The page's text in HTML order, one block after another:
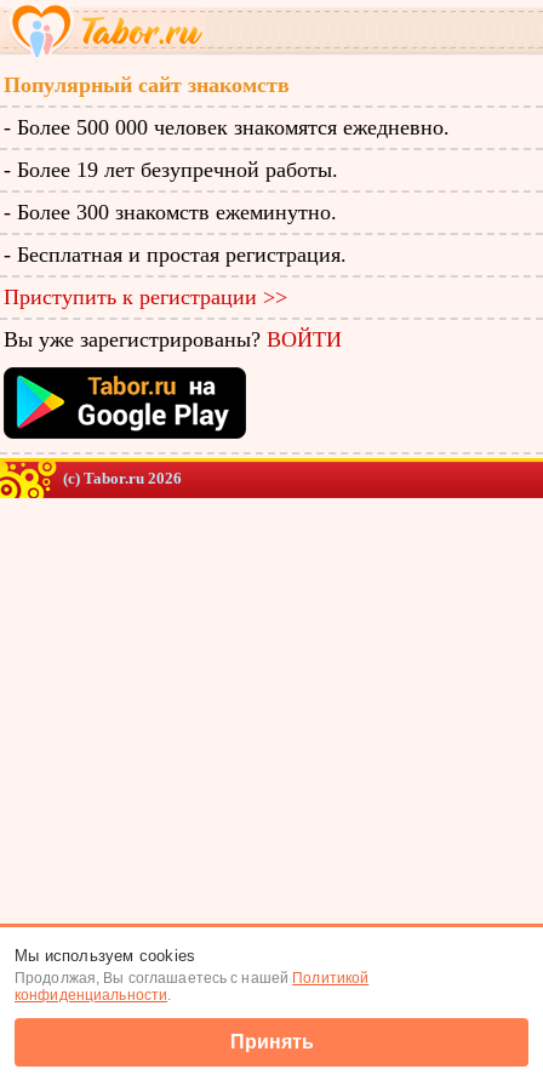
Популярный сайт знакомств
- Более 500 000 человек знакомятся ежедневно.
- Более 19 лет безупречной работы.
- Более 300 знакомств ежеминутно.
- Бесплатная и простая регистрация.
Приступить к регистрации >>
Вы уже зарегистрированы? ВОЙТИ
(c) Tabor.ru 2026
Мы используем cookies
Продолжая, Вы соглашаетесь с нашей Политикой
конфиденциальности.
Принять